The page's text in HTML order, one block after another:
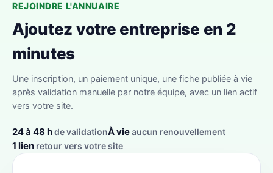
REJOINDRE L'ANNUAIRE
Ajoutez votre entreprise en 2
minutes
Une inscription, un paiement unique, une fiche publiée à vie
après validation manuelle par notre équipe, avec un lien actif
vers votre site.
24 à 48 hde validationÀ vieaucun renouvellement
1 lien retour vers votre site